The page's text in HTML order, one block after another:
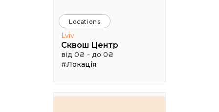
Locations
Lviv
Сквош Центр
від 0₴ - до 0₴
#Локація